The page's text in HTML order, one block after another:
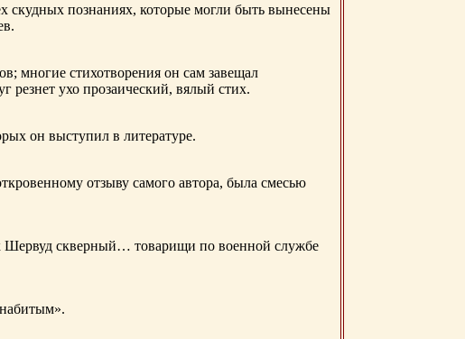
скудных познаниях, которые могли быть вынесены
многие стихотворения он сам завещал
резнет ухо прозаический, вялый стих.
он выступил в литературе.
отзыву самого автора, была смесью
Шервуд скверный… товарищи по военной службе